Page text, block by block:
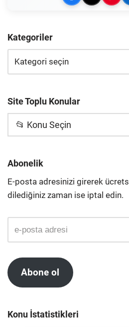
Kategoriler
Site Toplu Konular
📂 Konu Seçin
Abonelik
E-posta adresinizi girerek
dilediğiniz zaman ise iptal edin.
Abone ol
Konu İstatistikleri